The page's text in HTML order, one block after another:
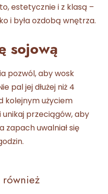
estetycznie i z klasą –
i była ozdobą wnętrza.
sojową
pozwól, aby wosk
pal jej dłużej niż 4
kolejnym użyciem
przeciągów, aby
zapach uwalniał się
również